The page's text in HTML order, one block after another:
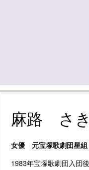
麻路 さ
女優 元宝塚歌劇団星組
1983年宝塚歌劇団入団